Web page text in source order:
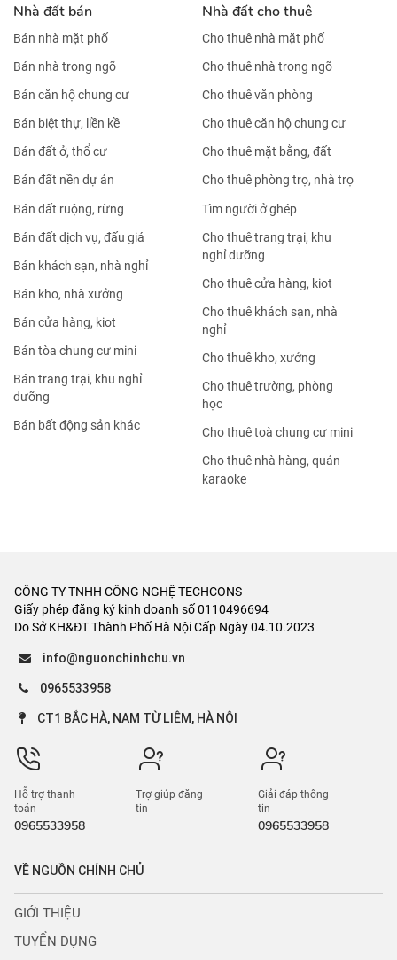
Nhà đất bán
Bán nhà mặt phố
Bán nhà trong ngõ
Bán căn hộ chung cư
Bán biệt thự, liền kề
Bán đất ở, thổ cư
Bán đất nền dự án
Bán đất ruộng, rừng
Bán đất dịch vụ, đấu giá
Bán khách sạn, nhà nghỉ
Bán kho, nhà xưởng
Bán cửa hàng, kiot
Bán tòa chung cư mini
Bán trang trại, khu nghỉ
dưỡng
Bán bất động sản khác
Nhà đất cho thuê
Cho thuê nhà mặt phố
Cho thuê nhà trong ngõ
Cho thuê văn phòng
Cho thuê căn hộ chung cư
Cho thuê mặt bằng, đất
Cho thuê phòng trọ, nhà trọ
Tìm người ở ghép
Cho thuê trang trại, khu
nghỉ dưỡng
Cho thuê cửa hàng, kiot
Cho thuê khách sạn, nhà
nghỉ
Cho thuê kho, xưởng
Cho thuê trường, phòng
học
Cho thuê toà chung cư mini
Cho thuê nhà hàng, quán
karaoke
CÔNG TY TNHH CÔNG NGHỆ TECHCONS
Giấy phép đăng ký kinh doanh số 0110496694
Do Sở KH&ĐT Thành Phố Hà Nội Cấp Ngày 04.10.2023
info@nguonchinhchu.vn
0965533958
CT1 BẮC HÀ, NAM TỪ LIÊM, HÀ NỘI
Hỗ trợ thanh
toán
0965533958
Trợ giúp đăng
tin
Giải đáp thông
tin
0965533958
VỀ NGUỒN CHÍNH CHỦ
GIỚI THIỆU
TUYỂN DỤNG